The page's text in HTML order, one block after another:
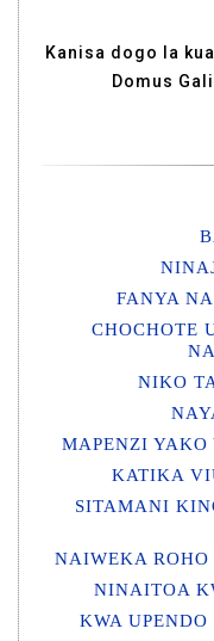
Kanisa dogo la
Domus
FANYA
CHOCHOTE
NIKO
MAPENZI
KATIKA
SITAMANI
NAIWEKA
NINAITOA
KWA